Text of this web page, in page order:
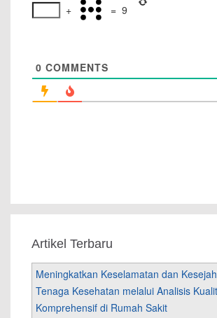
+
= 9
0 COMMENTS
Artikel Terbaru
Meningkatkan Keselamatan dan
Tenaga Kesehatan melalui Analisis
Komprehensif di Rumah Sakit